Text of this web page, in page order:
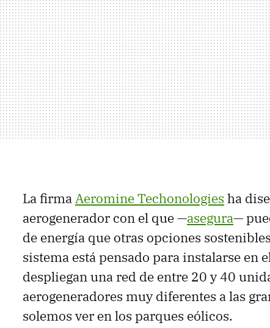
La firmaAeromine Techonologies ha
aerogenerador con el que —asegura—
de energía que otras opciones
sistema está pensado para instalarse en
despliegan una red de entre 20 y 40
aerogeneradores muy diferentes a las
solemos ver en los parques eólicos.